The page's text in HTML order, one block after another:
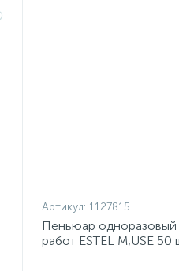
Артикул: 1127815
Пеньюар одноразовый
работ ESTEL M;USE 50